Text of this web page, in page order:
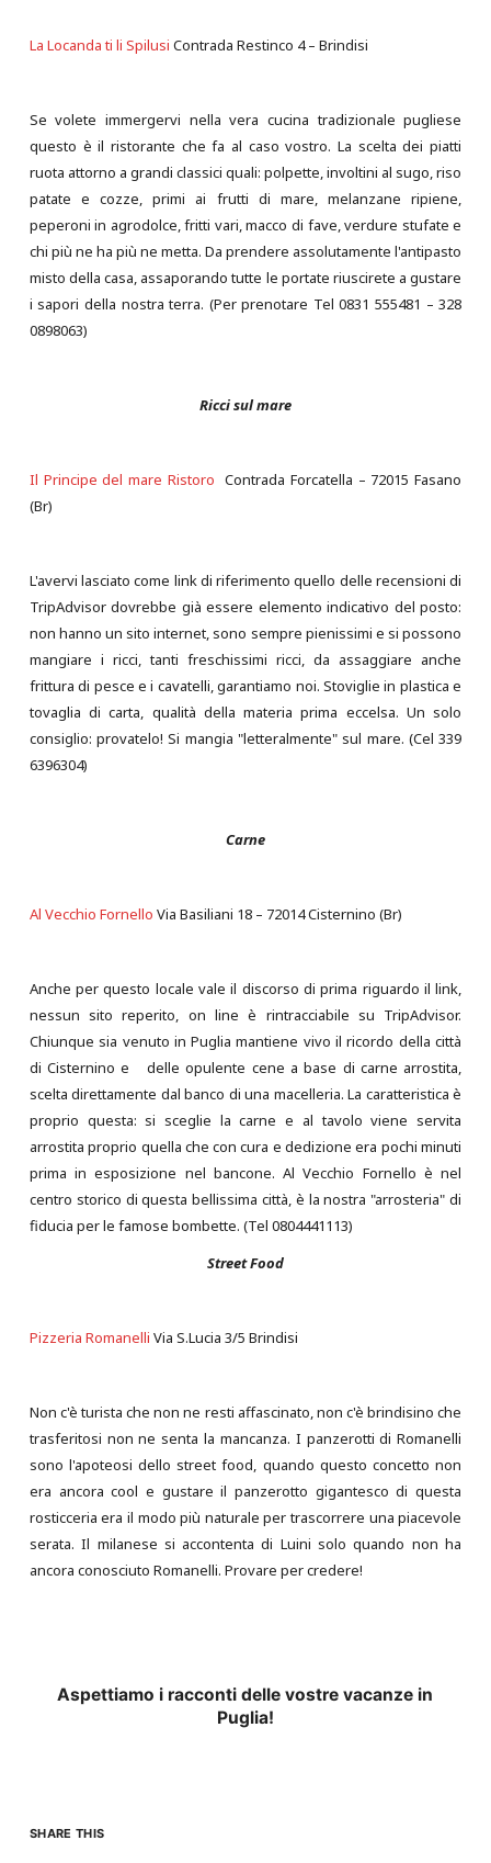
La Locanda ti li Spilusi Contrada Restinco 4 – Brindisi
Se volete immergervi nella vera cucina tradizionale pugliese
questo è il ristorante che fa al caso vostro. La scelta dei piatti
ruota attorno a grandi classici quali: polpette, involtini al sugo, riso
patate e cozze, primi ai frutti di mare, melanzane ripiene,
peperoni in agrodolce, fritti vari, macco di fave, verdure stufate e
chi più ne ha più ne metta. Da prendere assolutamente l'antipasto
misto della casa, assaporando tutte le portate riuscirete a gustare
i sapori della nostra terra. (Per prenotare Tel 0831 555481 – 328
0898063)
Ricci sul mare
Il Principe del mare Ristoro Contrada Forcatella – 72015 Fasano
(Br)
L'avervi lasciato come link di riferimento quello delle recensioni di
TripAdvisor dovrebbe già essere elemento indicativo del posto:
non hanno un sito internet, sono sempre pienissimi e si possono
mangiare i ricci, tanti freschissimi ricci, da assaggiare anche
frittura di pesce e i cavatelli, garantiamo noi. Stoviglie in plastica e
tovaglia di carta, qualità della materia prima eccelsa. Un solo
consiglio: provatelo! Si mangia "letteralmente" sul mare. (Cel 339
6396304)
Carne
Al Vecchio Fornello Via Basiliani 18 – 72014 Cisternino (Br)
Anche per questo locale vale il discorso di prima riguardo il link,
nessun sito reperito, on line è rintracciabile su TripAdvisor.
Chiunque sia venuto in Puglia mantiene vivo il ricordo della città
di Cisternino e delle opulente cene a base di carne arrostita,
scelta direttamente dal banco di una macelleria. La caratteristica è
proprio questa: si sceglie la carne e al tavolo viene servita
arrostita proprio quella che con cura e dedizione era pochi minuti
prima in esposizione nel bancone. Al Vecchio Fornello è nel
centro storico di questa bellissima città, è la nostra "arrosteria" di
fiducia per le famose bombette. (Tel 0804441113)
Street Food
Pizzeria Romanelli Via S.Lucia 3/5 Brindisi
Non c'è turista che non ne resti affascinato, non c'è brindisino che
trasferitosi non ne senta la mancanza. I panzerotti di Romanelli
sono l'apoteosi dello street food, quando questo concetto non
era ancora cool e gustare il panzerotto gigantesco di questa
rosticceria era il modo più naturale per trascorrere una piacevole
serata. Il milanese si accontenta di Luini solo quando non ha
ancora conosciuto Romanelli. Provare per credere!
Aspettiamo i racconti delle vostre vacanze in
Puglia!
SHARE THIS